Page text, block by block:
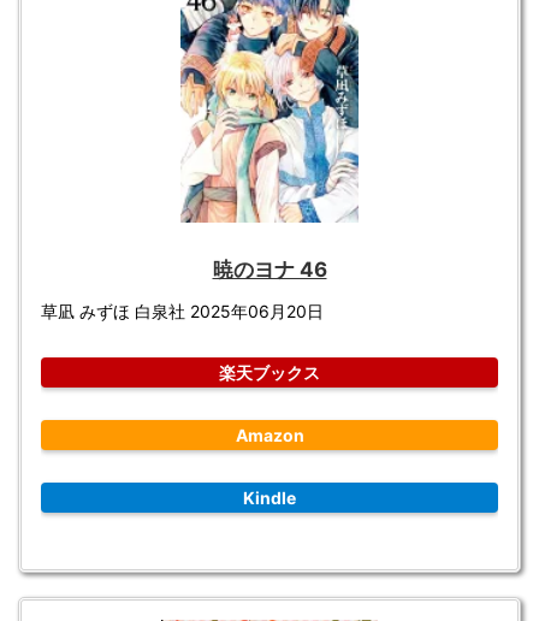
暁のヨナ 46
草凪 みずほ 白泉社 2025年06月20日
楽天ブックス
Amazon
Kindle